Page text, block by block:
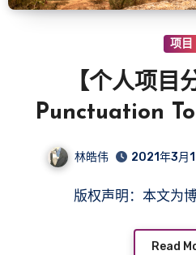
项目
【个人项目
Punctuation
林皓伟 2021年3月
版权声明：本文为
Read